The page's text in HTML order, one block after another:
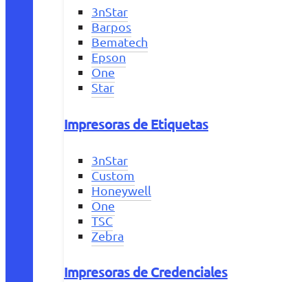
3nStar
Barpos
Bematech
Epson
One
Star
Impresoras de Etiquetas
3nStar
Custom
Honeywell
One
TSC
Zebra
Impresoras de Credenciales